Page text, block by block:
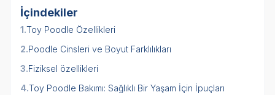
İçindekiler
1.Toy Poodle Özellikleri
2.Poodle Cinsleri ve Boyut Farklılıkları
3.Fiziksel özellikleri
4.Toy Poodle Bakımı: Sağlıklı Bir Yaşam İçin İpuçları